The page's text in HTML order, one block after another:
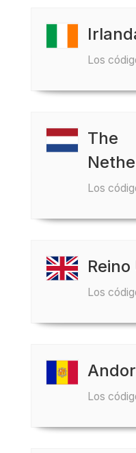
Los
The
Los
Los
Los